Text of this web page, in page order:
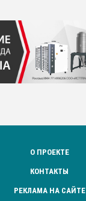
О ПРОЕКТЕ
КОНТАКТЫ
РЕКЛАМА НА САЙТЕ